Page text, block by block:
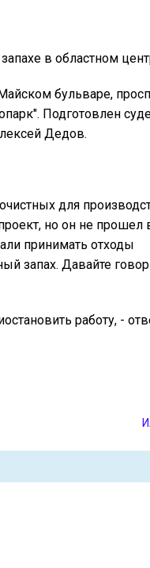
в областном
бульваре,
Подготовлен
Дедов.
для
но он не прошел
принимать отходы
запах. Давайте
работу, -